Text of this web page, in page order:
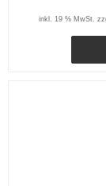
inkl. 19 % MwSt.